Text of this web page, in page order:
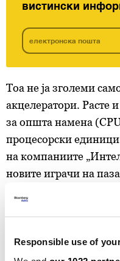
Responsible use of
вистински
Тоа не ја зголеми
акцелератори. Расте
за општа намена
процесорски
на компаниите
новите играчи на
кој нуди иновативен
силициумски плочи,